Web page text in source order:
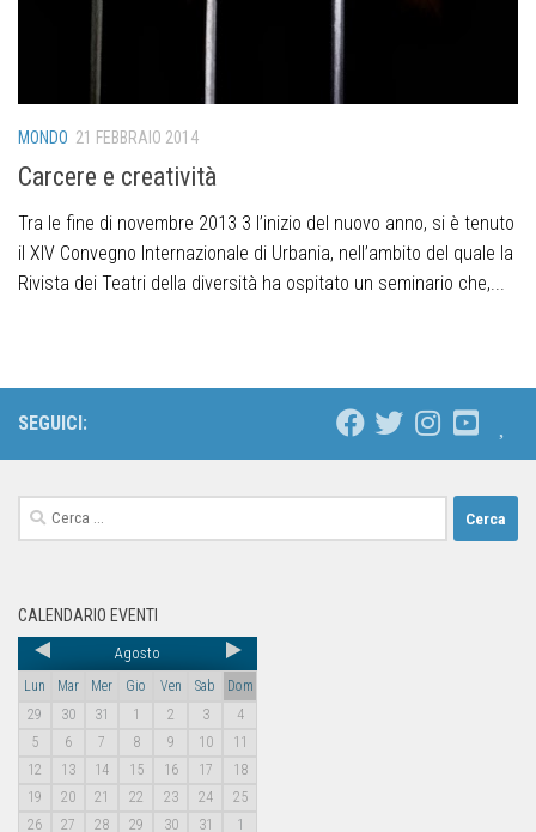
MONDO 21 FEBBRAIO 2014
Carcere e creatività
Tra le fine di novembre 2013 3 l’inizio del nuovo anno, si è tenuto
il XIV Convegno Internazionale di Urbania, nell’ambito del quale la
Rivista dei Teatri della diversità ha ospitato un seminario che,...
SEGUICI:
CALENDARIO EVENTI
Agosto
Lun Mar Mer Gio Ven Sab
Dom
29
30 31 1 2 3
4
5
6 7 8 9 10
11
12
13 14 15 16 17
18
19
20 21 22 23 24
25
26
27 28 29 30 31 1